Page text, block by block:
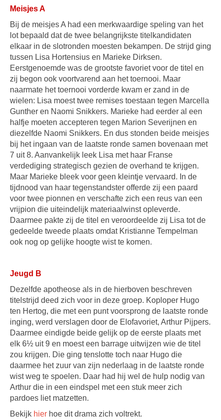
Meisjes A
Bij de meisjes A had een merkwaardige speling van het
lot bepaald dat de twee belangrijkste titelkandidaten
elkaar in de slotronden moesten bekampen. De strijd ging
tussen Lisa Hortensius en Marieke Dirksen.
Eerstgenoemde was de grootste favoriet voor de titel en
zij begon ook voortvarend aan het toernooi. Maar
naarmate het toernooi vorderde kwam er zand in de
wielen: Lisa moest twee remises toestaan tegen Marcella
Gunther en Naomi Snikkers. Marieke had eerder al een
halfje moeten accepteren tegen Marion Severijnen en
diezelfde Naomi Snikkers. En dus stonden beide meisjes
bij het ingaan van de laatste ronde samen bovenaan met
7 uit 8. Aanvankelijk leek Lisa met haar Franse
verdediging strategisch gezien de overhand te krijgen.
Maar Marieke bleek voor geen kleintje vervaard. In de
tijdnood van haar tegenstandster offerde zij een paard
voor twee pionnen en verschafte zich een reus van een
vrijpion die uiteindelijk materiaalwinst opleverde.
Daarmee pakte zij de titel en veroordeelde zij Lisa tot de
gedeelde tweede plaats omdat Kristianne Tempelman
ook nog op gelijke hoogte wist te komen.
Jeugd B
Dezelfde apotheose als in de hierboven beschreven
titelstrijd deed zich voor in deze groep. Koploper Hugo
ten Hertog, die met een punt voorsprong de laatste ronde
inging, werd verslagen door de Elofavoriet, Arthur Pijpers.
Daarmee eindigde beide gelijk op de eerste plaats met
elk 6½ uit 9 en moest een barrage uitwijzen wie de titel
zou krijgen. Die ging tenslotte toch naar Hugo die
daarmee het zuur van zijn nederlaag in de laatste ronde
wist weg te spoelen. Daar had hij wel de hulp nodig van
Arthur die in een eindspel met een stuk meer zich
pardoes liet matzetten.
Bekijk hier hoe dit drama zich voltrekt.